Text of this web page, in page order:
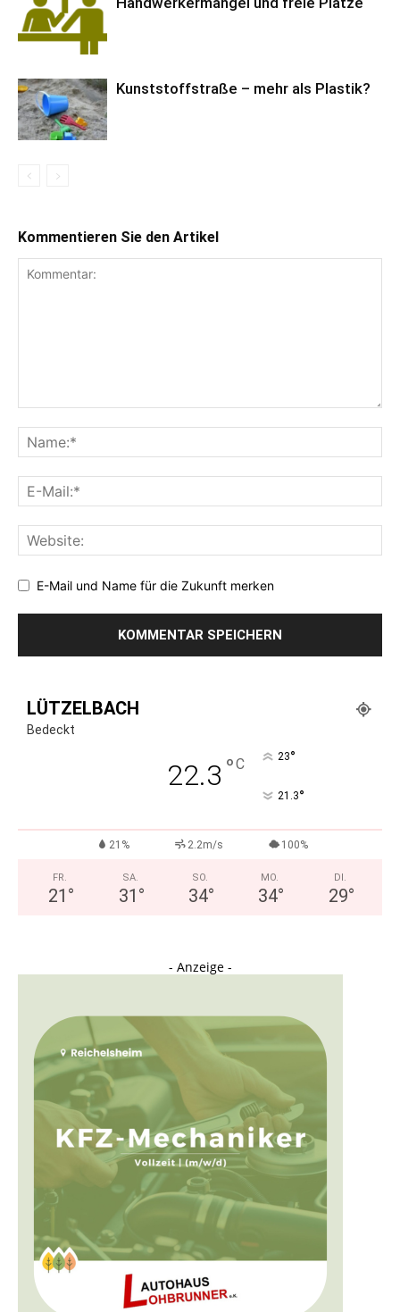
Kunststoffstraße – mehr als Plastik?
Kommentieren Sie den Artikel
E-Mail und Name für die Zukunft merken
LÜTZELBACH
Bedeckt
22.3 °C 23°
21.3°
21% 2.2m/s 100%
FR.
21 °
SA.
31 °
SO.
34°
MO.
34°
DI.
29°
- Anzeige -